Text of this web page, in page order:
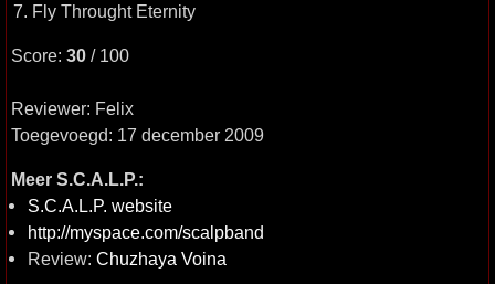
7. Fly Throught Eternity
Score: 30 / 100
Reviewer: Felix
Toegevoegd: 17 december 2009
Meer S.C.A.L.P.:
S.C.A.L.P. website
http://myspace.com/scalpband
Review: Chuzhaya Voina